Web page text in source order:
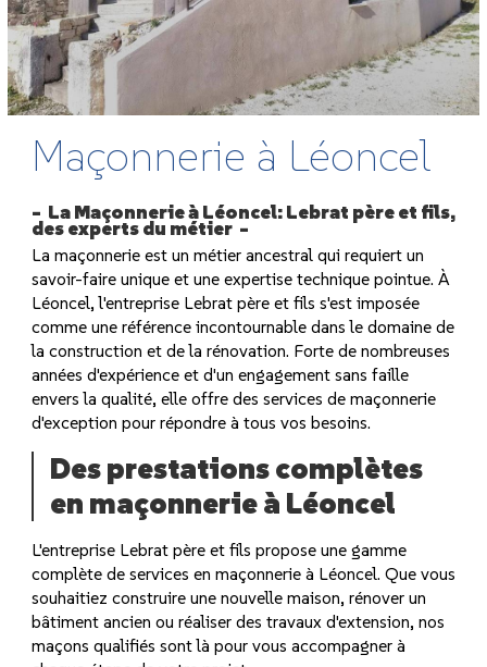
Maçonnerie à Léoncel
La Maçonnerie à Léoncel: Lebrat père et fils,
des experts du métier
La maçonnerie est un métier ancestral qui requiert un
savoir-faire unique et une expertise technique pointue. À
Léoncel, l'entreprise Lebrat père et fils s'est imposée
comme une référence incontournable dans le domaine de
la construction et de la rénovation. Forte de nombreuses
années d'expérience et d'un engagement sans faille
envers la qualité, elle offre des services de maçonnerie
d'exception pour répondre à tous vos besoins.
Des prestations complètes
en maçonnerie à Léoncel
L'entreprise Lebrat père et fils propose une gamme
complète de services en maçonnerie à Léoncel. Que vous
souhaitiez construire une nouvelle maison, rénover un
bâtiment ancien ou réaliser des travaux d'extension, nos
maçons qualifiés sont là pour vous accompagner à